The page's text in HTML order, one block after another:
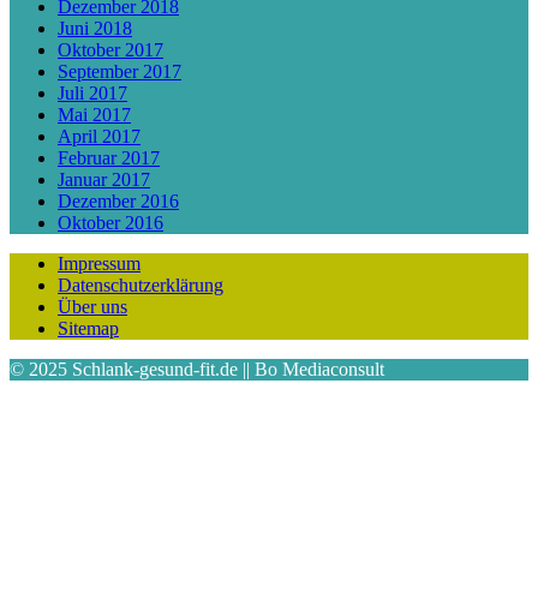
Dezember 2018
Juni 2018
Oktober 2017
September 2017
Juli 2017
Mai 2017
April 2017
Februar 2017
Januar 2017
Dezember 2016
Oktober 2016
Impressum
Datenschutzerklärung
Über uns
Sitemap
© 2025 Schlank-gesund-fit.de || Bo Mediaconsult